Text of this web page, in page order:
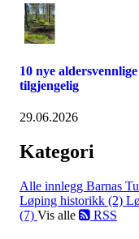
10 nye
tilgjengelig
29.06.2026
Kategori
Alle innlegg Barnas
Løping historikk (2)
(7) Vis alle RSS